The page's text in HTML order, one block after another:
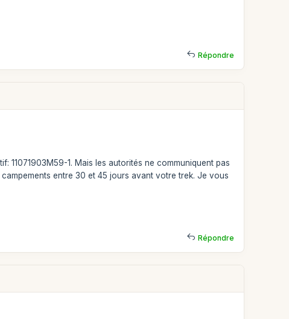
Répondre
11071903M59-1. Mais les autorités ne communiquent pas
entre 30 et 45 jours avant votre trek. Je vous
Répondre